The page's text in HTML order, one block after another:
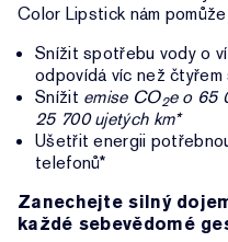
Color Lipstick nám
Snížit spotřebu vody o
odpovídá víc než
Snížit emise CO2e o 65
25 700 ujetých km*
Ušetřit energii
telefonů*
Zanechejte silný
každé sebevědomé